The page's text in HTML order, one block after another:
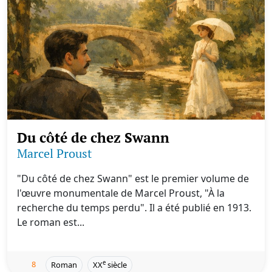
Du côté de chez Swann
Marcel Proust
"Du côté de chez Swann" est le premier volume de
l'œuvre monumentale de Marcel Proust, "À la
recherche du temps perdu". Il a été publié en 1913.
Le roman est...
8 Roman XXe siècle